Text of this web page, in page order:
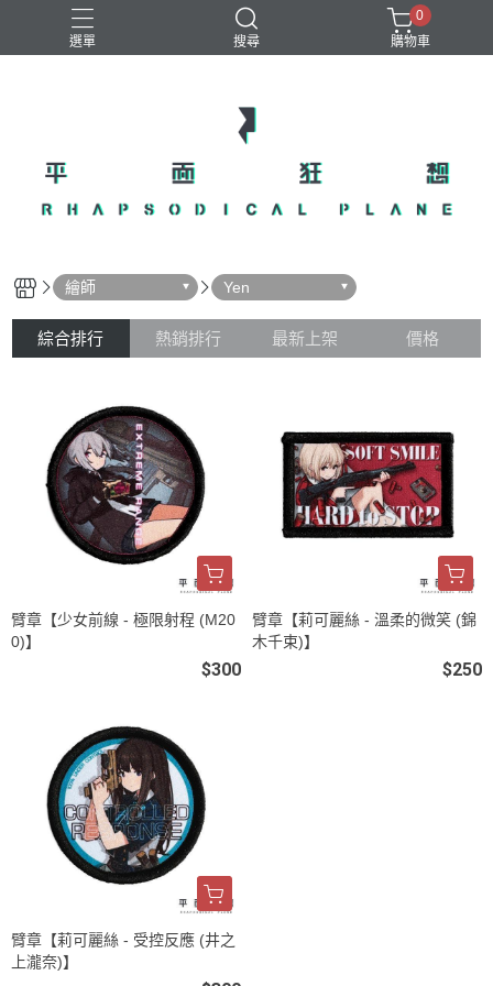
選單 搜尋
0
購物車
繪師 Yen
綜合排行 熱銷排行 最新上架 價格
臂章【少女前線 - 極限射程 (M20
0)】
$300
臂章【莉可麗絲 - 溫柔的微笑 (錦
木千束)】
$250
臂章【莉可麗絲 - 受控反應 (井之
上瀧奈)】